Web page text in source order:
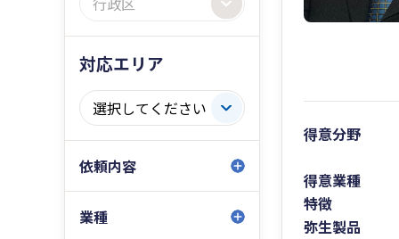
対応エリア
依頼内容
業種
得意分野
得意業種
特徴
弥生製品